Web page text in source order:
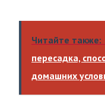
Читайте также:
пересадка,
домашних